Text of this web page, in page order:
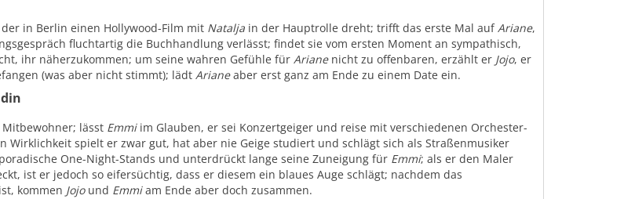
in Berlin einen Hollywood-Film mit Nataljain der Hauptrolle dreht; trifft das erste Mal aufAriane,
fluchtartig die Buchhandlung verlässt; findet sie vom ersten Moment an sympathisch,
ihr näherzukommen; um seine wahren Gefühle für Arianenicht zu offenbaren, erzählt er Jojo, er
(was aber nicht stimmt); lädt Arianeaber erst ganz am Ende zu einem Date ein.
Mitbewohner; lässt Emmiim Glauben, er sei Konzertgeiger und reise mit verschiedenen Orchester-
Wirklichkeit spielt er zwar gut, hat aber nie Geige studiert und schlägt sich als Straßenmusiker
One-Night-Stands und unterdrückt lange seine Zuneigung für Emmi; als er den Maler
ist er jedoch so eifersüchtig, dass er diesem ein blaues Auge schlägt; nachdem das
kommen Jojound Emmiam Ende aber doch zusammen.